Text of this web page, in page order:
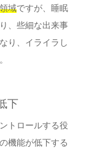
域ですが、睡眠
、些細な出来事
り、イライラし
下
トロールする役
機能が低下する